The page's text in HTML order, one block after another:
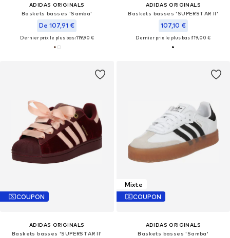
ADIDAS ORIGINALS
Baskets basses 'Samba'
De 107,91 €
Dernier prix le plus bas :119,90 €
ADIDAS ORIGINALS
Baskets basses 'SUPERSTAR II'
107,10 €
Dernier prix le plus bas :119,00 €
COUPON
ADIDAS ORIGINALS
Baskets basses 'SUPERSTAR II'
Mixte
COUPON
ADIDAS ORIGINALS
Baskets basses 'Samba'